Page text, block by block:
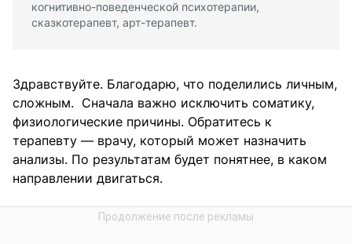
когнитивно-поведенческой психотерапии,
сказкотерапевт, арт-терапевт.
Здравствуйте. Благодарю, что поделились личным,
сложным. Сначала важно исключить соматику,
физиологические причины. Обратитесь к
терапевту — врачу, который может назначить
анализы. По результатам будет понятнее, в каком
направлении двигаться.